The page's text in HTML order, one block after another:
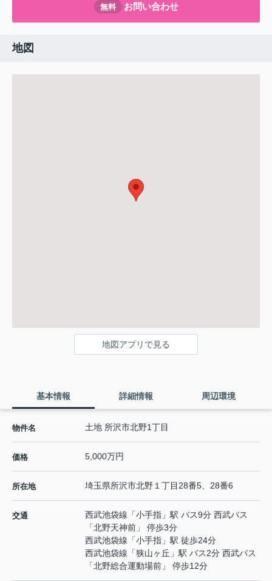
無料 お問い合わせ
地図
地図アプリで見る
基本情報 詳細情報 周辺環境
物件名 土地 所沢市北野1丁目
価格 5,000万円
所在地 埼玉県所沢市北野 １丁目28番5、28番6
交通 西武池袋線 「小手指 」駅 バス9分 西武バス
「北野天神前」 停歩3分
西武池袋線 「小手指 」駅 徒歩24分
西武池袋線 「狭山ヶ丘 」駅 バス2分 西武バス
「北野総合運動場前」 停歩12分